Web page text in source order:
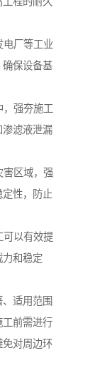
电厂等工业
确保设备基
，强夯施工
渗滤液泄漏
害区域，强
性，防止
可以有效提
力和稳定
适用范围
工前需进行
免对周边环